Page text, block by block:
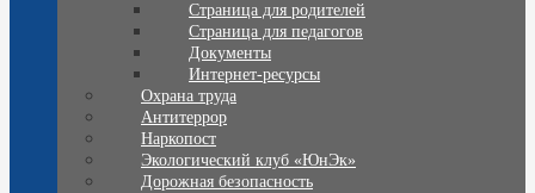
Страница для родителей
Страница для педагогов
Документы
Интернет-ресурсы
Охрана труда
Антитеррор
Наркопост
Экологический клуб «ЮнЭк»
Дорожная безопасность